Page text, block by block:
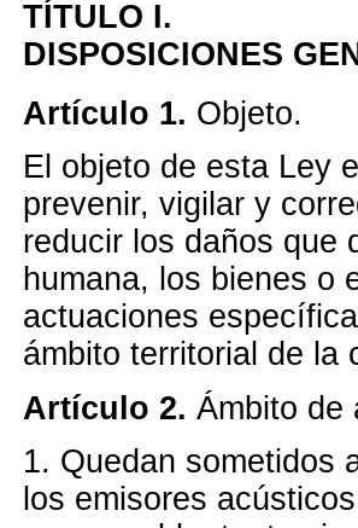
TÍTULO I.
DISPOSICIONES
Artículo 1. Objeto.
El objeto de esta Ley
prevenir, vigilar y
reducir los daños que
humana, los bienes o
actuaciones
ámbito territorial de la
Artículo 2. Ámbito de
1. Quedan sometidos
los emisores